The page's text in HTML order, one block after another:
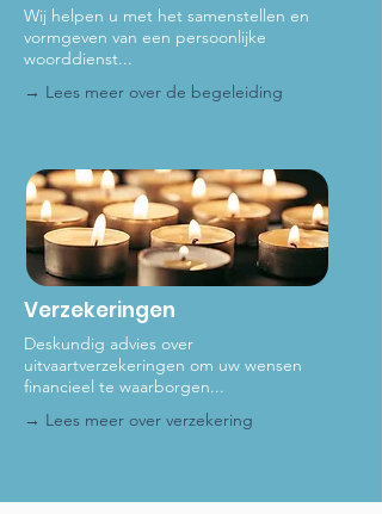
Wij helpen u met het samenstellen en
vormgeven van een persoonlijke
woorddienst...
→ Lees meer over de begeleiding
Verzekeringen
Deskundig advies over
uitvaartverzekeringen om uw wensen
financieel te waarborgen...
→ Lees meer over verzekering